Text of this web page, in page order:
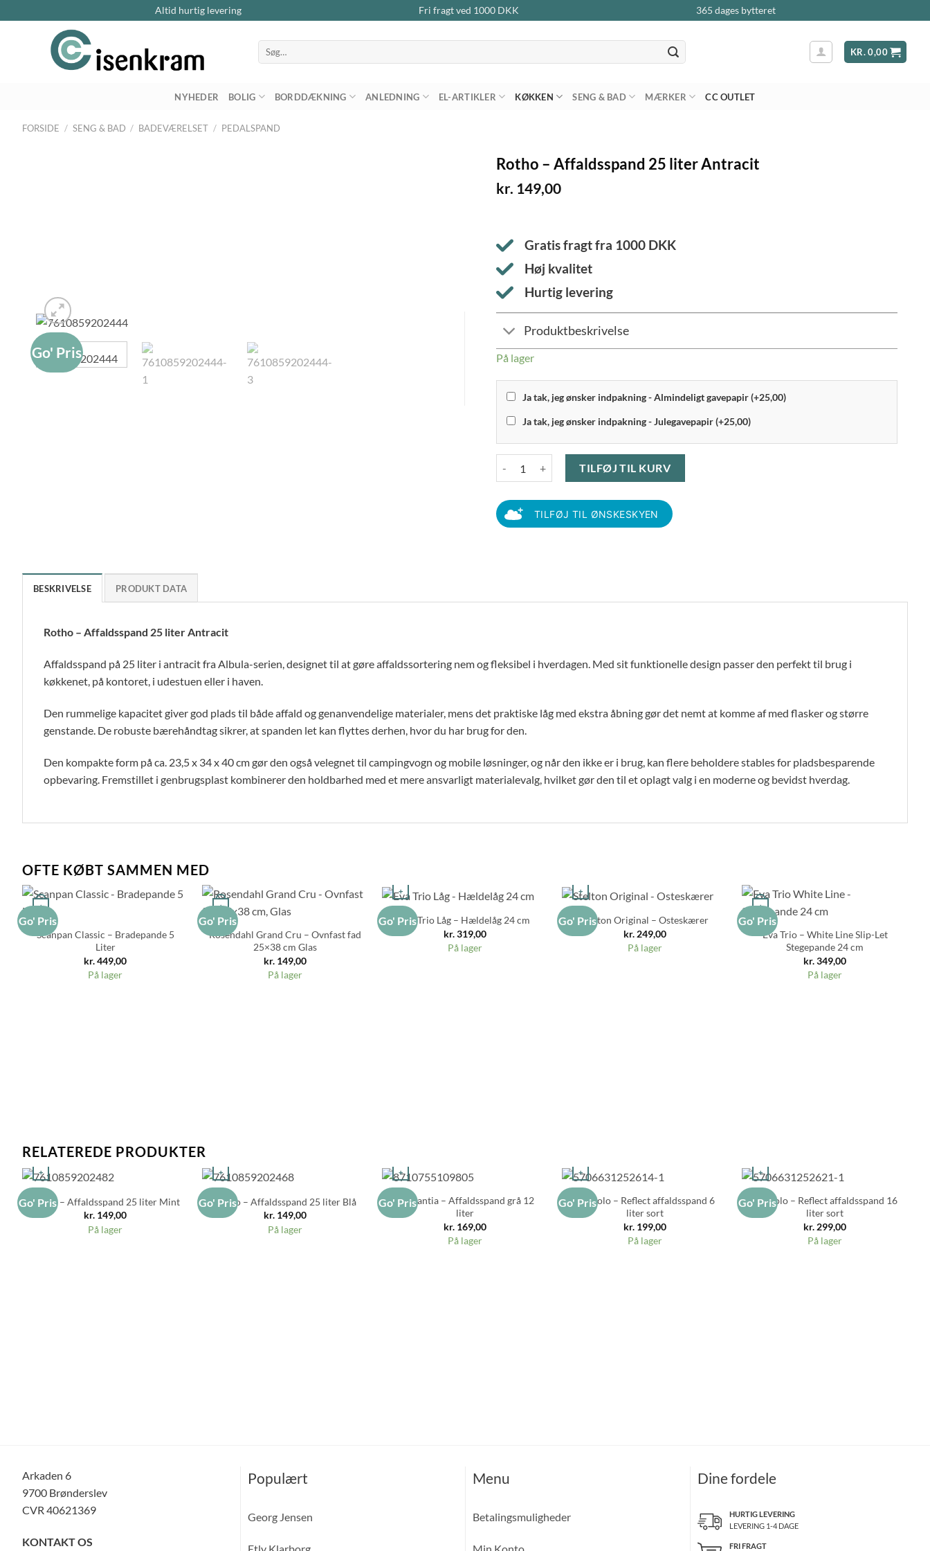
Altid hurtig levering Fri fragt ved 1000DKK 365 dages bytteret
Søg
efter:
KR.0,00
NYHEDER BOLIG BORDDÆKNING ANLEDNING EL-ARTIKLER KØKKEN SENG & BAD MÆRKER CC OUTLET
FORSIDE / SENG & BAD / BADEVÆRELSET / PEDALSPAND
Go' Pris
Rotho – Affaldsspand 25 liter Antracit
kr. 149,00
Gratis fragt fra 1000 DKK
Høj kvalitet
Hurtig levering
Produktbeskrivelse
På lager
Ja tak, jeg ønsker indpakning - Almindeligt gavepapir (+25,00)
Ja tak, jeg ønsker indpakning - Julegavepapir (+25,00)
TILFØJ TIL KURV
TILFØJ TIL ØNSKESKYEN
BESKRIVELSE PRODUKT DATA
Rotho – Affaldsspand 25 liter Antracit
Affaldsspand på 25 liter i antracit fra Albula-serien, designet til at gøre affaldssortering nem og fleksibel i hverdagen. Med sit funktionelle design passer den perfekt til brug i
køkkenet, på kontoret, i udestuen eller i haven.
Den rummelige kapacitet giver god plads til både affald og genanvendelige materialer, mens det praktiske låg med ekstra åbning gør det nemt at komme af med flasker og større
genstande. De robuste bærehåndtag sikrer, at spanden let kan flyttes derhen, hvor du har brug for den.
Den kompakte form på ca. 23,5 x 34 x 40 cm gør den også velegnet til campingvogn og mobile løsninger, og når den ikke er i brug, kan flere beholdere stables for pladsbesparende
opbevaring. Fremstillet i genbrugsplast kombinerer den holdbarhed med et mere ansvarligt materialevalg, hvilket gør den til et oplagt valg i en moderne og bevidst hverdag.
OFTE KØBT SAMMEN MED
Go' Pris
+
Scanpan Classic – Bradepande 5
Liter
kr.449,00
På lager
Go' Pris
+
Rosendahl Grand Cru – Ovnfast fad
25×38 cm Glas
kr. 149,00
På lager
Go' Pris
+
Eva Trio Låg – Hældelåg 24 cm
kr.319,00
På lager
Go' Pris
+
Stelton Original – Osteskærer
kr. 249,00
På lager
Go' Pris
+
Eva Trio – White Line Slip-Let
Stegepande 24 cm
kr.349,00
På lager
RELATEREDE PRODUKTER
Go' Pris
+
Rotho – Affaldsspand 25 liter Mint
kr. 149,00
På lager
Go' Pris
+
Rotho – Affaldsspand 25 liter Blå
kr. 149,00
På lager
Go' Pris
+
Brabantia – Affaldsspand grå 12
liter
kr. 169,00
På lager
Go' Pris
+
Eva Solo – Reflect affaldsspand 6
liter sort
kr. 199,00
På lager
Go' Pris
+
Eva Solo – Reflect affaldsspand 16
liter sort
kr. 299,00
På lager
Arkaden 6
9700 Brønderslev
CVR 40621369
KONTAKT OS
Populært
Georg Jensen
Menu
Betalingsmuligheder
Dine fordele
HURTIG LEVERING
LEVERING 1-4 DAGE
FRI FRAGT